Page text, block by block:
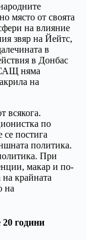
място от своята
на влияние
звяр на Йейтс,
в
в Донбас
няма
на
всякога.
по
постига
политика.
При
макар и по-
крайната
на
години